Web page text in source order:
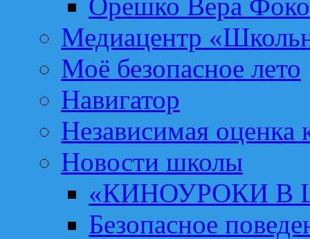
Медиацентр
Моё безопасное лето
Навигатор
Независимая оценка
Новости школы
«КИНОУРОКИ В
Безопасное